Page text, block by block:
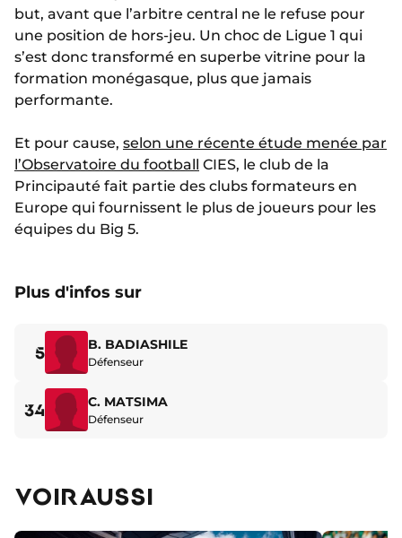
but, avant que l’arbitre central ne le refuse pour
une position de hors-jeu. Un choc de Ligue 1 qui
s’est donc transformé en superbe vitrine pour la
formation monégasque, plus que jamais
performante.
Et pour cause, selon une récente étude menée par
l’Observatoire du football CIES, le club de la
Principauté fait partie des clubs formateurs en
Europe qui fournissent le plus de joueurs pour les
équipes du Big 5.
Plus d'infos sur
5 B. BADIASHILE
Défenseur
34 C. MATSIMA
Défenseur
VOIR AUSSI